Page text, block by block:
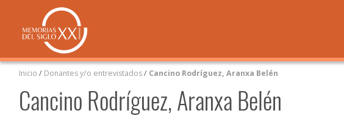
Inicio / Donantes y/o entrevistados/ Cancino Rodríguez, Aranxa Belén
Cancino Rodríguez, Aranxa Belén